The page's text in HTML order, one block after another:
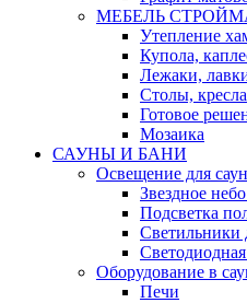
МЕБЕЛЬ
Утепление
Купола,
Лежаки,
Столы, кресла
Готовое
Мозаика
САУНЫ И БАНИ
Освещение для
Звездное
Подсветка
Светильники
Оборудование в
Печи